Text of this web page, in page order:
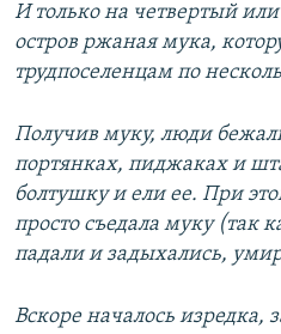
И только на четвертый
остров ржаная мука,
трудпоселенцам по
Получив муку, люди
портянках, пиджаках и
болтушку и ели ее. При
просто съедала муку (так
падали и задыхались,
Вскоре началось